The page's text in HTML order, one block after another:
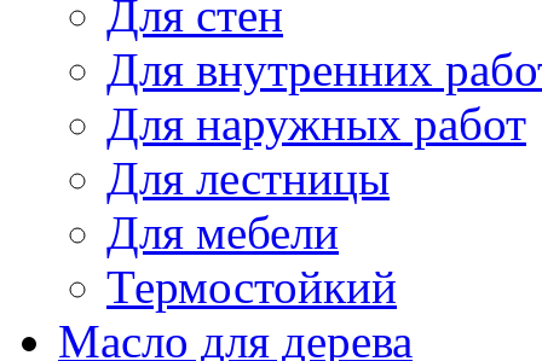
Для стен
Для внутренних
Для наружных работ
Для лестницы
Для мебели
Термостойкий
Масло для дерева